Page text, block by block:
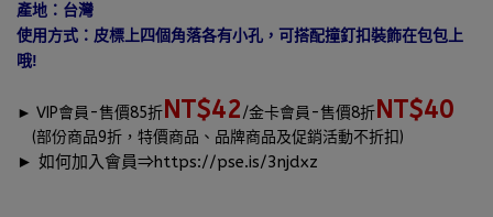
產地：台灣
使用方式：皮標上四個角落各有小孔，可搭配撞釘扣裝飾在包包上
哦!
► VIP會員-售價85折 NT$42/金卡會員-售價8折 NT$40
(部份商品9折，特價商品、品牌商品及促銷活動不折扣)
► 如何加入會員⇒https://pse.is/3njdxz